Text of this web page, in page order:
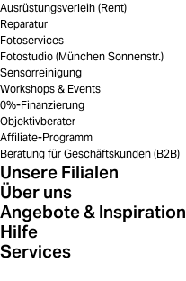
Ausrüstungsverleih (Rent)
Reparatur
Fotoservices
Fotostudio (München Sonnenstr.)
Sensorreinigung
Workshops & Events
0%-Finanzierung
Objektivberater
Affiliate-Programm
Beratung für Geschäftskunden (B2B)
Unsere Filialen
Über uns
Angebote & Inspiration
Hilfe
Services